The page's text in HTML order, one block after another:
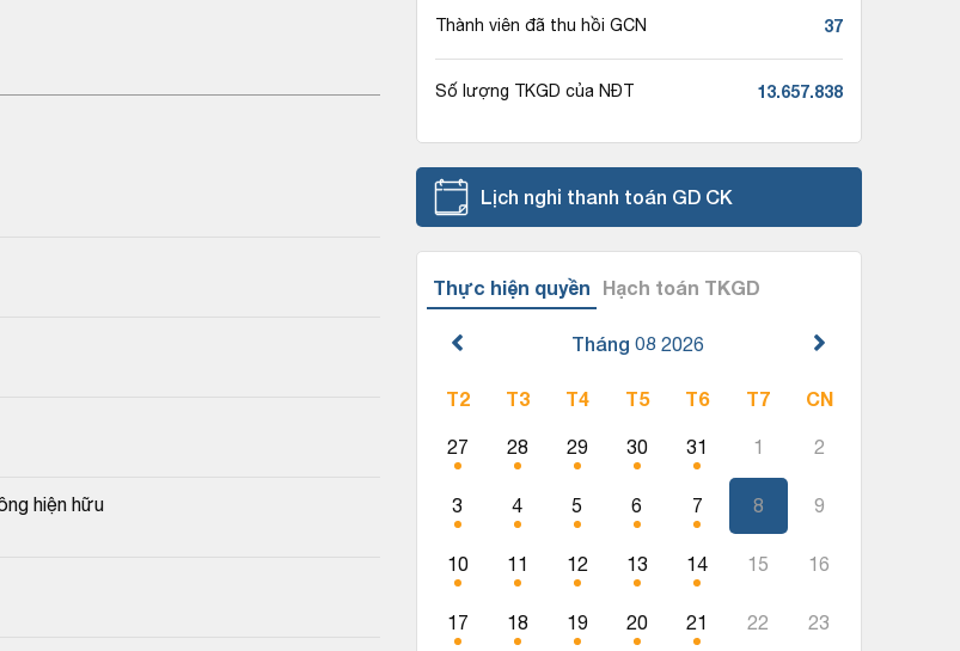
hiện hữu
Thành viên đã thu hồi GCN 37
Số lượng TKGD của NĐT 13.657.838
Lịch nghỉ thanh toán GD CK
Thực hiện quyền Hạch toán TKGD
Tháng 08 2026
T2 T3 T4 T5 T6 T7 CN
27 28 29 30 31 1 2
3 4 5 6 7 8 9
10 11 12 13 14 15 16
17 18 19 20 21 22 23